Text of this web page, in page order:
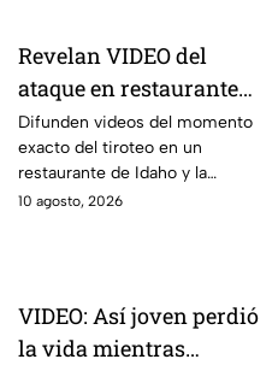
Revelan VIDEO del
ataque en restaurante
de Idaho: Así se vivió el
caótico tiroteo
Difunden videos del momento
exacto del tiroteo en un
restaurante de Idaho y la
respuesta policial ante el
10 agosto, 2026
VIDEO: Así joven perdió
la vida mientras